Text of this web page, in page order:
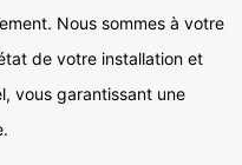
Nous sommes à votre
de votre installation et
vous garantissant une